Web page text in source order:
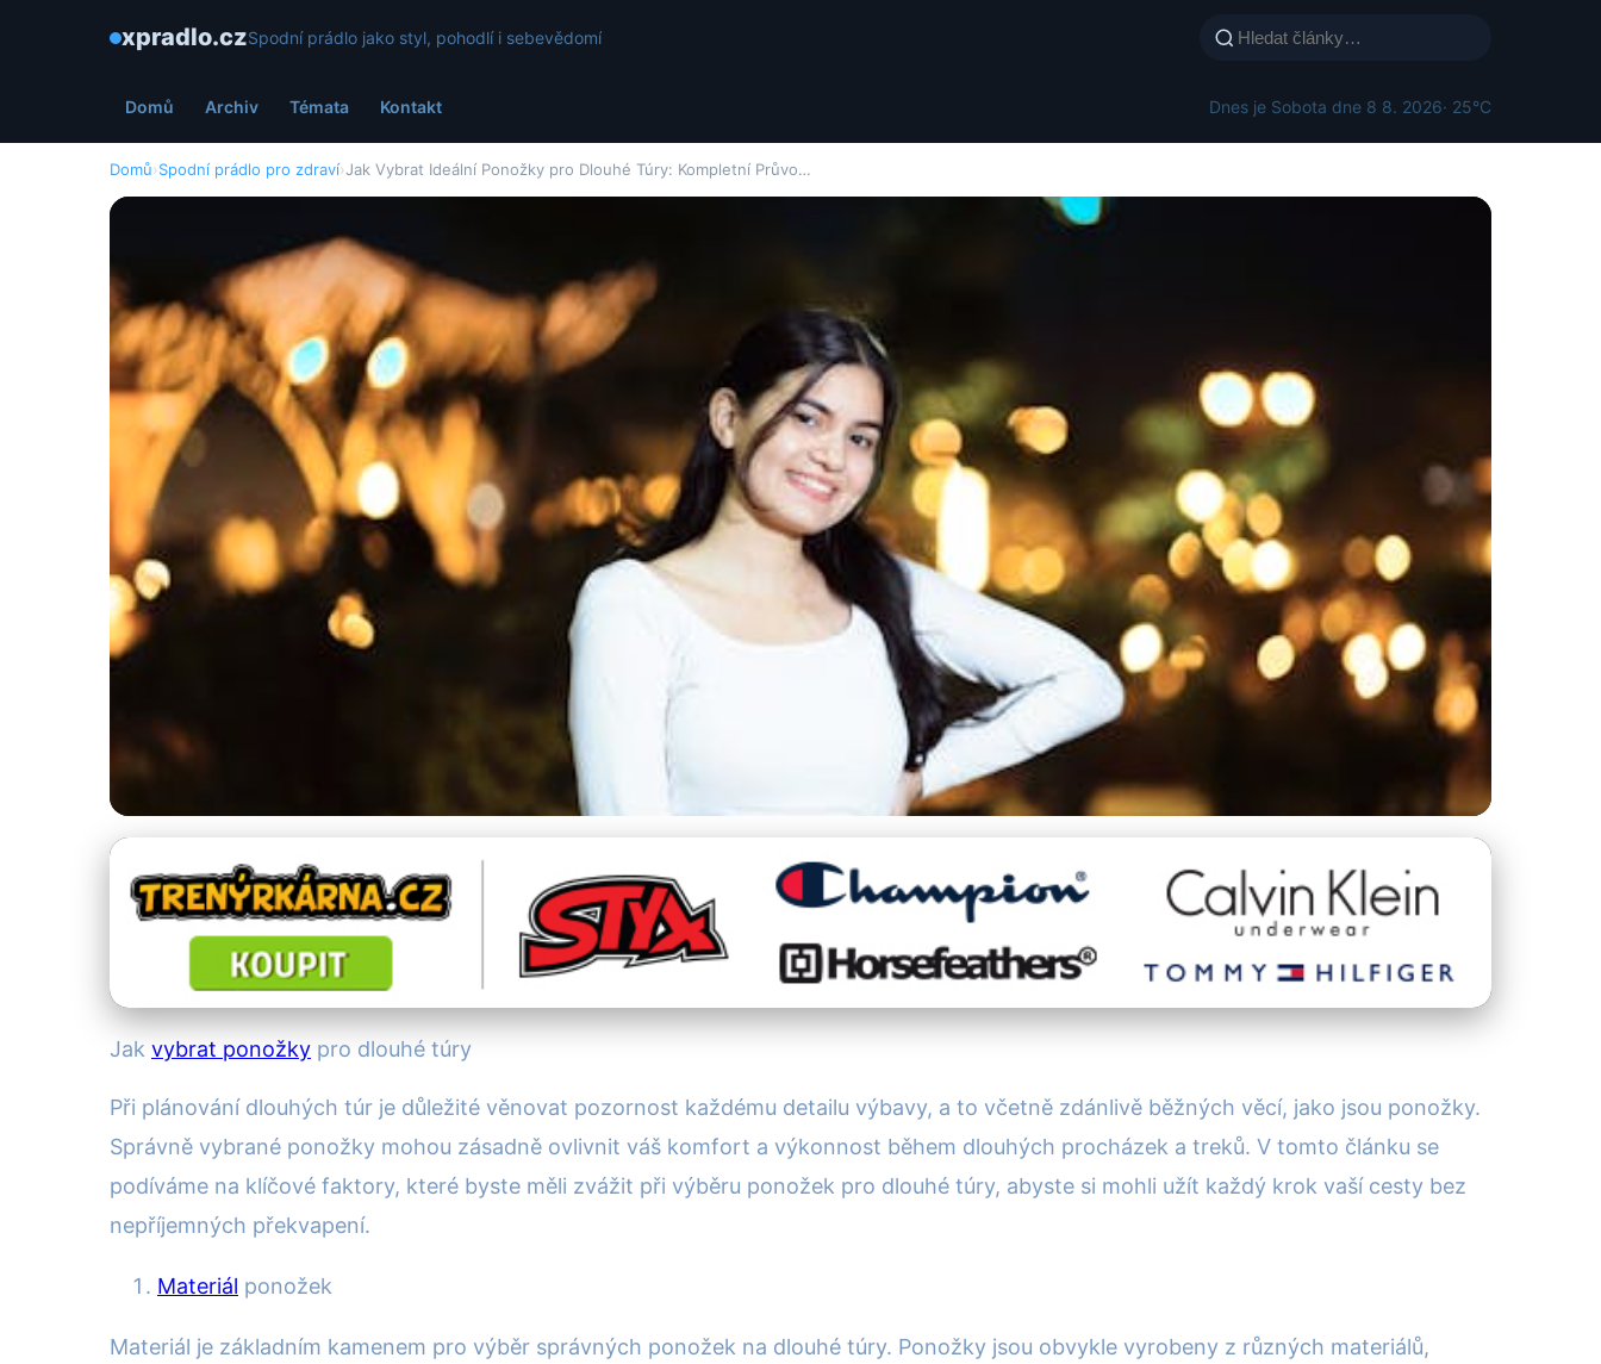
xpradlo.czSpodní prádlo jako styl, pohodlí i sebevědomí
Domů Archiv Témata Kontakt Dnes je Sobota dne 8 8. 2026· 25°C
Domů›Spodní prádlo pro zdraví›Jak Vybrat Ideální Ponožky pro Dlouhé Túry: Kompletní Průvo…
Jak Vybrat Ideální Ponožky pro Dlouhé Túry: Kompletní
Průvodce
19. 2. 2026· 5 min čtení · Autor: Lenka Čechová
Jak vybrat ponožky pro dlouhé túry
Při plánování dlouhých túr je důležité věnovat pozornost každému detailu výbavy, a to včetně zdánlivě běžných věcí, jako jsou ponožky.
Správně vybrané ponožky mohou zásadně ovlivnit váš komfort a výkonnost během dlouhých procházek a treků. V tomto článku se
podíváme na klíčové faktory, které byste měli zvážit při výběru ponožek pro dlouhé túry, abyste si mohli užít každý krok vaší cesty bez
nepříjemných překvapení.
Materiál ponožek
Materiál je základním kamenem pro výběr správných ponožek na dlouhé túry. Ponožky jsou obvykle vyrobeny z různých materiálů,